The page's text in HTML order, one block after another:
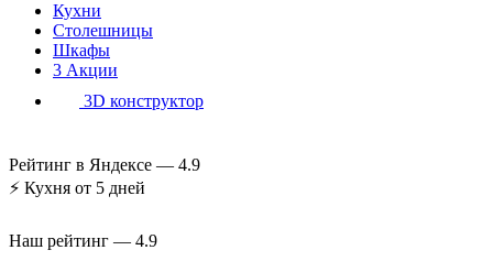
Кухни
Столешницы
Шкафы
3 Акции
3D конструктор
Рейтинг в Яндексе — 4.9
⚡ Кухня от 5 дней
Наш рейтинг — 4.9